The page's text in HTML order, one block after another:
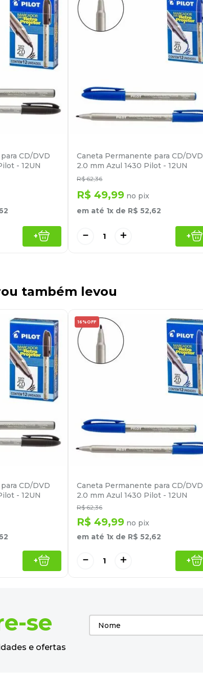
CD/DVD
- 12UN
+
Caneta Permanente para CD/DVD
2.0 mm Azul 1430 Pilot - 12UN
R$ 62,36
R$ 49,99 no pix
em até 1x de R$ 52,62
＋
－ +
também levou
CD/DVD
- 12UN
+
16% OFF
Caneta Permanente para CD/DVD
2.0 mm Azul 1430 Pilot - 12UN
R$ 62,36
R$ 49,99 no pix
em até 1x de R$ 52,62
＋
－ +
se
e ofertas